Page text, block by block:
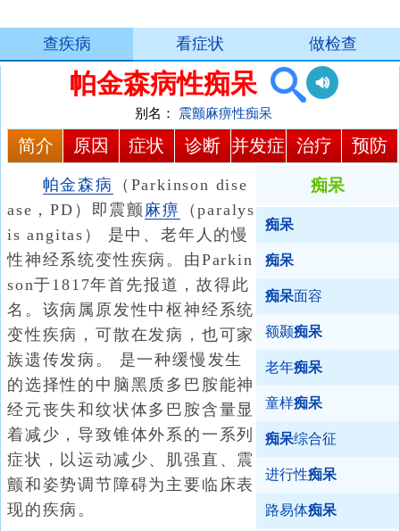
查疾病 看症状 做检查
帕金森病性痴呆
别名： 震颤麻痹性痴呆
简介 原因 症状 诊断 并发症 治疗 预防
痴呆
痴呆
痴呆
痴呆面容
额颞痴呆
老年痴呆
童样痴呆
痴呆综合征
进行性痴呆
路易体痴呆
帕金森病
（Parkinson dise
ase，PD）即震颤 麻痹 （paralys
is angitas） 是中、老年人的慢
性神经系统变性疾病。由Parkin
son于1817年首先报道，故得此
名。该病属原发性中枢神经系统
变性疾病，可散在发病，也可家
族遗传发病。 是一种缓慢发生
的选择性的中脑黑质多巴胺能神
经元丧失和纹状体多巴胺含量显
着减少，导致锥体外系的一系列
症状，以运动减少、肌强直、震
颤和姿势调节障碍为主要临床表
现的疾病。